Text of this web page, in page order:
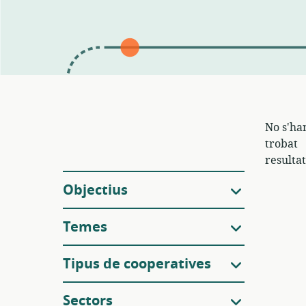
No
trobat
Filtres
Objectius
Temes
Tipus de cooperatives
Sectors